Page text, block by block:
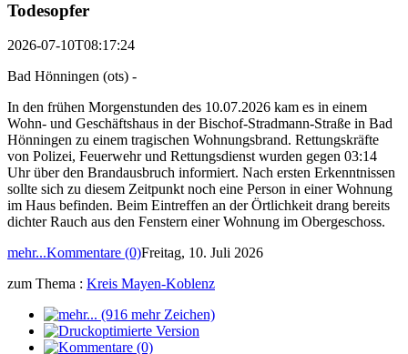
Todesopfer
2026-07-10T08:17:24
Bad Hönningen (ots) -
In den frühen Morgenstunden des 10.07.2026 kam es in einem
Wohn- und Geschäftshaus in der Bischof-Stradmann-Straße in Bad
Hönningen zu einem tragischen Wohnungsbrand. Rettungskräfte
von Polizei, Feuerwehr und Rettungsdienst wurden gegen 03:14
Uhr über den Brandausbruch informiert. Nach ersten Erkenntnissen
sollte sich zu diesem Zeitpunkt noch eine Person in einer Wohnung
im Haus befinden. Beim Eintreffen an der Örtlichkeit drang bereits
dichter Rauch aus den Fenstern einer Wohnung im Obergeschoss.
mehr...Kommentare (0)Freitag, 10. Juli 2026
zum Thema : Kreis Mayen-Koblenz